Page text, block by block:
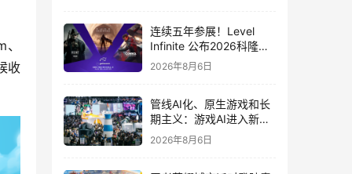
收
连续五年参展！Level
Infinite 公布2026科隆游
戏展产品阵容
2026年8月6日
管线AI化、原生游戏和长
期主义：游戏AI进入新共
识时代
2026年8月6日